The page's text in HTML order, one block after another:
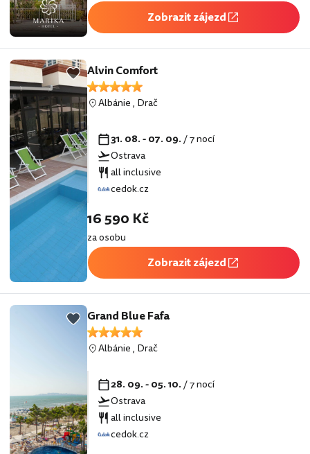
Zobrazit zájezd
Alvin Comfort
Albánie, Drač
31. 08. - 07. 09./ 7 nocí
Ostrava
all inclusive
cedok.cz
16 590 Kč
za osobu
Zobrazit zájezd
Grand Blue Fafa
Albánie, Drač
28. 09. - 05. 10./ 7 nocí
Ostrava
all inclusive
cedok.cz